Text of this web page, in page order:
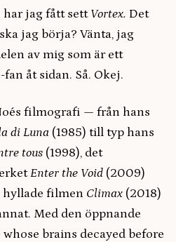
jag fått sett Vortex. Det
jag börja? Vänta, jag
av mig som är ett
-fan åt sidan. Så. Okej.
filmografi — från hans
di Luna (1985) till typ hans
tous (1998), det
Enter the Void (2009)
hyllade filmen Climax (2018)
Med den öppnande
brains decayed before